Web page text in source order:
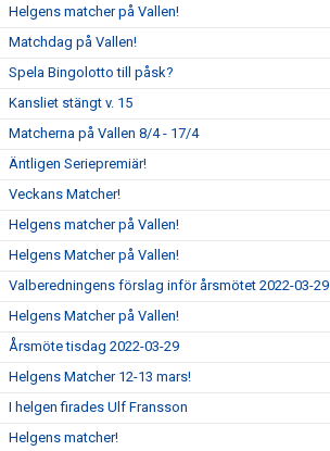
Helgens matcher på Vallen!
Matchdag på Vallen!
Spela Bingolotto till påsk?
Kansliet stängt v. 15
Matcherna på Vallen 8/4 - 17/4
Äntligen Seriepremiär!
Veckans Matcher!
Helgens matcher på Vallen!
Helgens Matcher på Vallen!
Valberedningens förslag inför årsmötet 2022-03-29
Helgens Matcher på Vallen!
Årsmöte tisdag 2022-03-29
Helgens Matcher 12-13 mars!
I helgen firades Ulf Fransson
Helgens matcher!